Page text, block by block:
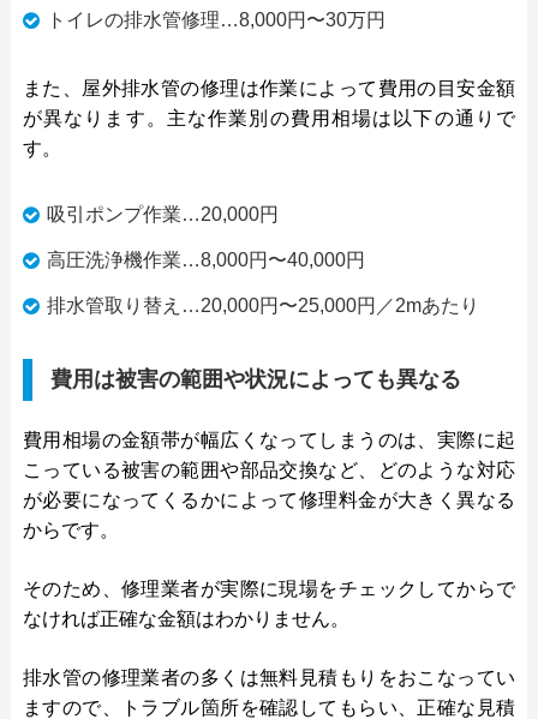
トイレの排水管修理…8,000円〜30万円
また、屋外排水管の修理は作業によって費用の目安金額
が異なります。主な作業別の費用相場は以下の通りで
す。
吸引ポンプ作業…20,000円
高圧洗浄機作業…8,000円〜40,000円
排水管取り替え…20,000円〜25,000円／2mあたり
費用は被害の範囲や状況によっても異なる
費用相場の金額帯が幅広くなってしまうのは、実際に起
こっている被害の範囲や部品交換など、どのような対応
が必要になってくるかによって修理料金が大きく異なる
からです。
そのため、修理業者が実際に現場をチェックしてからで
なければ正確な金額はわかりません。
排水管の修理業者の多くは無料見積もりをおこなってい
ますので、トラブル箇所を確認してもらい、正確な見積